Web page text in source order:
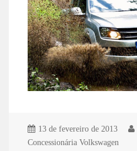
13 de fevereiro de 2013
Concessionária Volkswagen